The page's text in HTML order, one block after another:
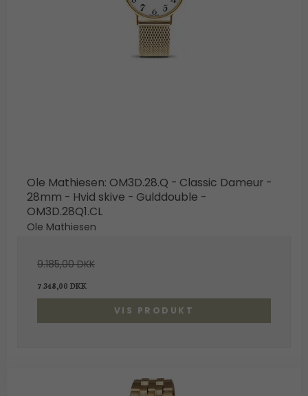
Ole Mathiesen: OM3D.28.Q - Classic Dameur -
28mm - Hvid skive - Gulddouble -
OM3D.28Q1.CL
Ole Mathiesen
9.185,00 DKK
7.348,00 DKK
VIS PRODUKT